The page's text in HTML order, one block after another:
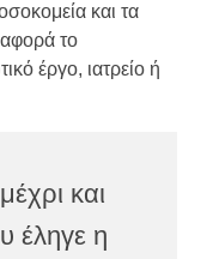
και τα
αφορά το
έργο, ιατρείο ή
και
έληγε η